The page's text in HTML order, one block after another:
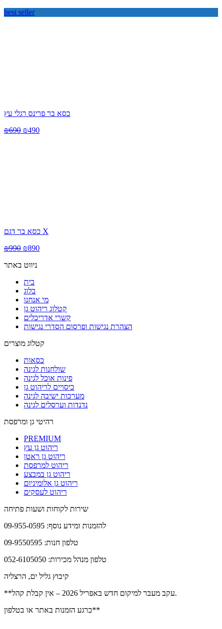
best seller
כסא בר פרינס רגלי עץ
₪690 ₪490
כסא בר דגם X
₪990 ₪890
ניווט באתר
בית
בלוג
מי אנחנו
קטלוג ריהוט גן
קשרי אדריכלים
הצהרת נגישות ופרסום הסדרי נגישות
קטלוג מוצרים
כסאות
שולחנות לגינה
פינות אוכל לגינה
כיסויים לריהוט גן
מערכות ישיבה לגינה
נדנדות וערסלים לגינה
רהיטי גן ומרפסת
PREMIUM
ריהוט גן עץ
ריהוט גן ראטן
ריהוט למרפסת
ריהוט גן במבצע
ריהוט גן אלומיניום
ריהוט לעסקים
שירות לקוחות ושעות פתיחה
להזמנות ומידע נוסף: 09-955-0595
טלפון חנות: 09-9550595
טלפון מנהל מכירות: 052-6105050
קיבוץ גליל ים, הרצליה
**עקב מעבר למיקום חדש באפריל 2026 – אין קבלת קהל.
כרגע הזמנות באתר או בטלפון**